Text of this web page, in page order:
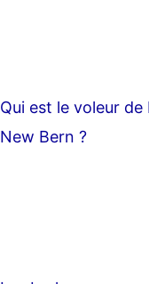
Qui est le voleur
New Bern ?